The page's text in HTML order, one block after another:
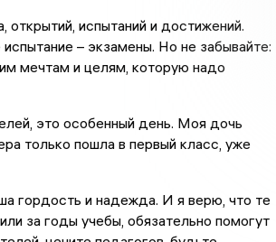
испытаний и достижений.
– экзамены. Но не забывайте:
мечтам и целям, которую надо
это особенный день. Моя дочь
только пошла в первый класс, уже
гордость и надежда. И я верю, что те
за годы учебы, обязательно помогут